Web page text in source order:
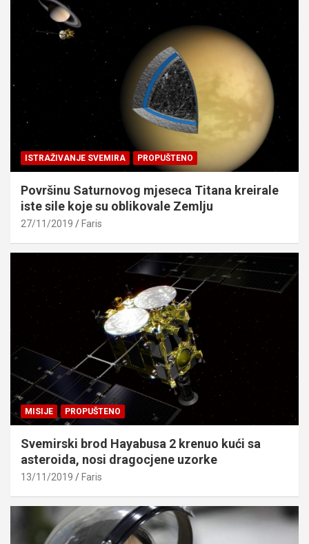
ISTRAŽIVANJE SVEMIRA PROPUŠTENO
Površinu Saturnovog mjeseca Titana kreirale
iste sile koje su oblikovale Zemlju
27/11/2019 Faris
MISIJE PROPUŠTENO
Svemirski brod Hayabusa 2 krenuo kući sa
asteroida, nosi dragocjene uzorke
13/11/2019 Faris